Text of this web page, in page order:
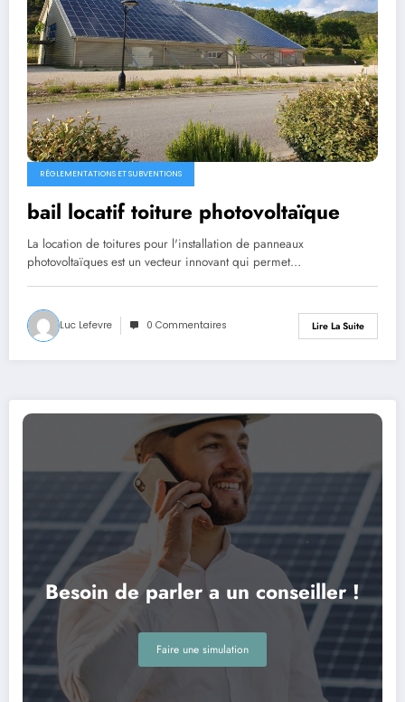
RÉGLEMENTATIONS ET SUBVENTIONS
bail locatif toiture photovoltaïque
La location de toitures pour l'installation de panneaux
photovoltaïques est un vecteur innovant qui permet…
Luc Lefevre 0 Commentaires Lire La Suite
Besoin de parler a un conseiller !
Faire une simulation